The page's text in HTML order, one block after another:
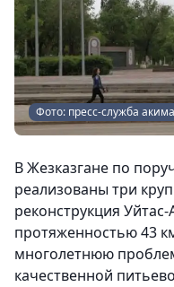
Фото: пресс-служба
В Жезказгане по
реализованы три
реконструкция
протяженностью 43
многолетнюю
качественной